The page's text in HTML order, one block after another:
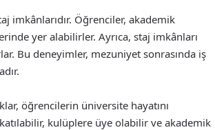
imkânlarıdır. Öğrenciler, akademik
yer alabilirler. Ayrıca, staj imkânları
Bu deneyimler, mezuniyet sonrasında iş
öğrencilerin üniversite hayatını
kulüplere üye olabilir ve akademik